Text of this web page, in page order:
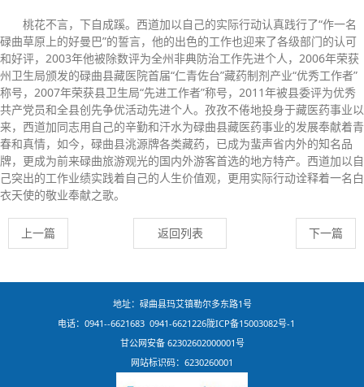
桃花不言，下自成蹊。西道加以自己的实际行动认真践行了“作一名
碌曲草原上的好曼巴”的誓言，他的出色的工作也迎来了各级部门的认可
和好评，2003年他被除数评为全州非典防治工作先进个人，2006年荣获
州卫生局颁发的碌曲县藏医院首届“仁青佐台”藏药制剂产业“优秀工作者”
称号，2007年荣获县卫生局“先进工作者”称号，2011年被县委评为优秀
共产党员和全县创先争优活动先进个人。孜孜不倦地投身于藏医药事业以
来，西道加同志用自己的辛勤和汗水为碌曲县藏医药事业的发展奉献着青
春和真情，如今，碌曲县洮源牌各类藏药，已成为蜚声省内外的知名品
牌，更成为前来碌曲旅游观光的国内外游客首选的地方特产。西道加以自
己突出的工作业绩实践着自己的人生价值观，更用实际行动诠释着一名白
衣天使的敬业奉献之歌。
上一篇 返回列表 下一篇
地址：碌曲县玛艾镇勒尔多东路1号
电话：0941--6621683 0941-6621226陇ICP备15003082号-1
甘公网安备 62302602000001号
网站标识码：6230260001